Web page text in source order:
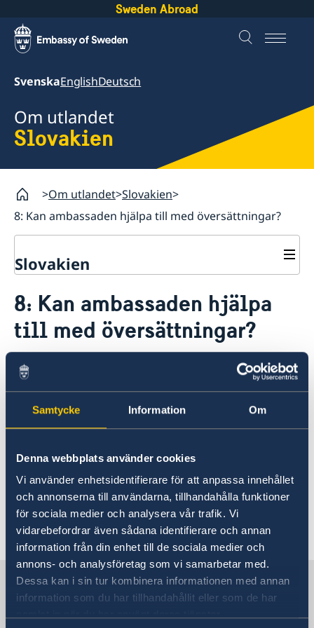
Samtycke Information Om
Denna webbplats använder cookies
Vi använder enhetsidentifierare för att anpassa innehållet
och annonserna till användarna, tillhandahålla funktioner
för sociala medier och analysera vår trafik. Vi
vidarebefordrar även sådana identifierare och annan
information från din enhet till de sociala medier och
annons- och analysföretag som vi samarbetar med.
Dessa kan i sin tur kombinera informationen med annan
information som du har tillhandahållit eller som de har
Sweden Abroad
SvenskaEnglishDeutsch
Om utlandet
Slovakien
Om utlandet Slovakien
8: Kan ambassaden hjälpa till med översättningar?
Slovakien
Hjälp till svenskar i Slovakien
Rösta i Slovakien
Pass och nationellt ID-kort för vuxen
Pass och nationellt ID-kort för minderårig
Provisoriskt pass
Allmän information om pass
Behålla svenskt medborgarskap
Äktenskapscertifikat
Anmäla nyfödd - Samordningsnummer
Levnadsintyg
Körkort
Reseinformation
Ambassadens reseinformation
Aktuella händelser
Allmänna säkerhetsläget
Terrorism
Naturförhållanden och katastrofer
Hälso- och sjukvård
Lokala lagar och sedvänjor
Kriminalitet och personlig säkerhet
Trafiksäkerhet
Resa i landet
Om Slovakien
Om olyckan är framme
Service för svenska företag
Handel med utlandet
Sveriges honorära generalkonsulat i Slovakien
8: Kan ambassaden hjälpa
till med översättningar?
Ambassaden har tyvärr ingen möjlighet att
bistå med översättningar.
Se
auktoriserade översättare
mellan slovakiska och svenska eller kontakta
en översättningsbyrå.
Senast uppdaterad 08 aug. 2019, 15.02
Sverige i Slovakien